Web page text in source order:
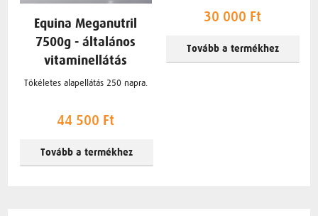
Equina Meganutril
7500g - általános
vitaminellátás
Tökéletes alapellátás 250 napra.
44 500 Ft
Tovább a termékhez
30 000 Ft
Tovább a termékhez